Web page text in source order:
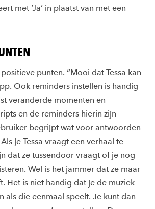
met ‘Ja’ in plaatst van met een
punten. “Mooi dat Tessa kan
Ook reminders instellen is handig
veranderde momenten en
en de reminders hierin zijn
begrijpt wat voor antwoorden
je Tessa vraagt een verhaal te
dat ze tussendoor vraagt of je nog
Wel is het jammer dat ze maar
Het is niet handig dat je de muziek
als die eenmaal speelt. Je kunt dan